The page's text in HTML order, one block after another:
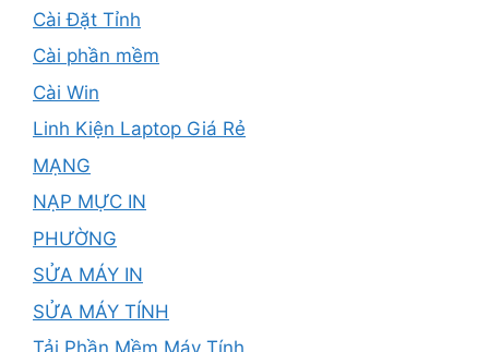
Cài Đặt Tỉnh
Cài phần mềm
Cài Win
Linh Kiện Laptop Giá Rẻ
MẠNG
NẠP MỰC IN
PHƯỜNG
SỬA MÁY IN
SỬA MÁY TÍNH